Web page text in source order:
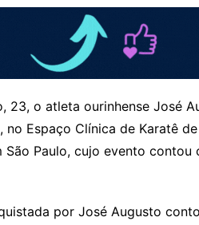
23, o atleta ourinhense José
no Espaço Clínica de Karatê
São Paulo, cujo evento
por José Augusto